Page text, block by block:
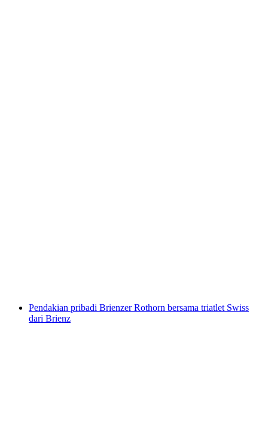
Pendakian pribadi Brienzer Rothorn bersama triatlet Swiss
dari Brienz